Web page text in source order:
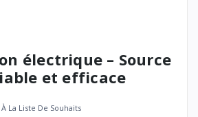
électrique – Source
et efficace
La Liste De Souhaits